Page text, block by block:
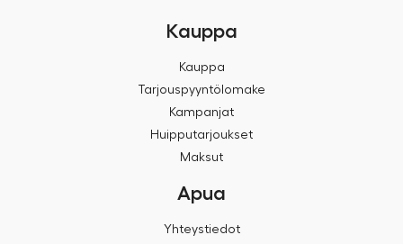
Kauppa
Kauppa
Tarjouspyyntölomake
Kampanjat
Huipputarjoukset
Maksut
Apua
Yhteystiedot